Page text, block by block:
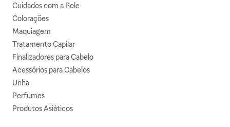
Cuidados com a Pele
Colorações
Maquiagem
Tratamento Capilar
Finalizadores para Cabelo
Acessórios para Cabelos
Unha
Perfumes
Produtos Asiáticos